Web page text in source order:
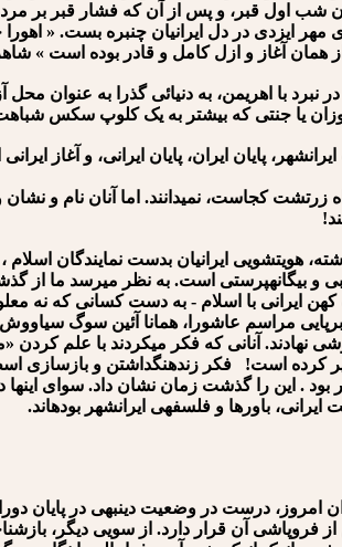
اول قبر، و پس از آن که فشار قبر بر
مهر ایزدی در دل ایرانیان چنبره بست. «
همان آغاز و ازل کامل و قادر بوده است »
نبرد با اهریمن، به دنیائی گذرا به عنوان
یا جنتی که بیشتر به یک کلوپ سکس
پایان ایران، پایان ایرانی، و آغاز
زرتشت کجاست، نمی⁯دانند. اما آنان نام و
ایرانیان بدست نمایندگان اسلام ،
و بیگانه⁯پرستی است. به نظر می⁯رسد ما از
کهن ایرانی با اسلام - به دست کسانی که نه
مراسم عاشورا، همانا آئین سوگ
نهادند. آنانی که فکر می⁯کردند با علم کردن
پر کرده است! فکر زنده⁯نگداشتن و بازسازی
بود . این را گذشت زمان نشان داد. سوای
ایرانی، باورها و فلسفه⁯ی ایرانشهر بوده⁯اند.
امروز، درست در وضعیت دین⁯بهی در پایان
آن قرار دارد. از سویی دیگر،